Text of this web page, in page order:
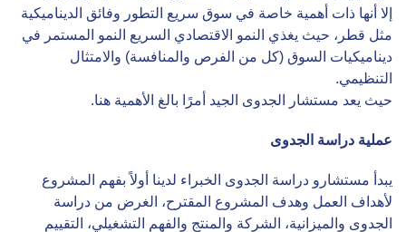
إلا أنها ذات أهمية خاصة في سوق سريع التطور وفائق الديناميكية
مثل قطر، حيث يغذي النمو الاقتصادي السريع النمو المستمر في
ديناميكيات السوق (كل من الفرص والمنافسة) والامتثال
التنظيمي.
حيث يعد مستشار الجدوى الجيد أمرًا بالغ الأهمية هنا.
عملية دراسة الجدوى
يبدأ مستشارو دراسة الجدوى الخبراء لدينا أولاً بفهم المشروع
لأهداف العمل وهدف المشروع المقترح، الغرض من دراسة
الجدوى والميزانية، الشركة والمنتج والفهم التشغيلي، التقييم